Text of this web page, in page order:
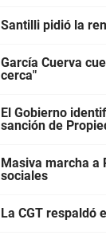
Santilli pidió la
García Cuerva
cerca"
El Gobierno
sanción de
Masiva marcha a
sociales
La CGT respaldó